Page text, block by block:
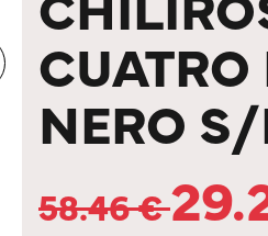
NERO
58.46€